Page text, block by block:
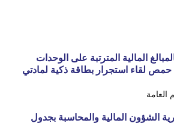
المالية المترتبة على الوحدات
حمص لقاء استجرار بطاقة ذكية لمادتي
العامة
الشؤون المالية والمحاسبة بجدول